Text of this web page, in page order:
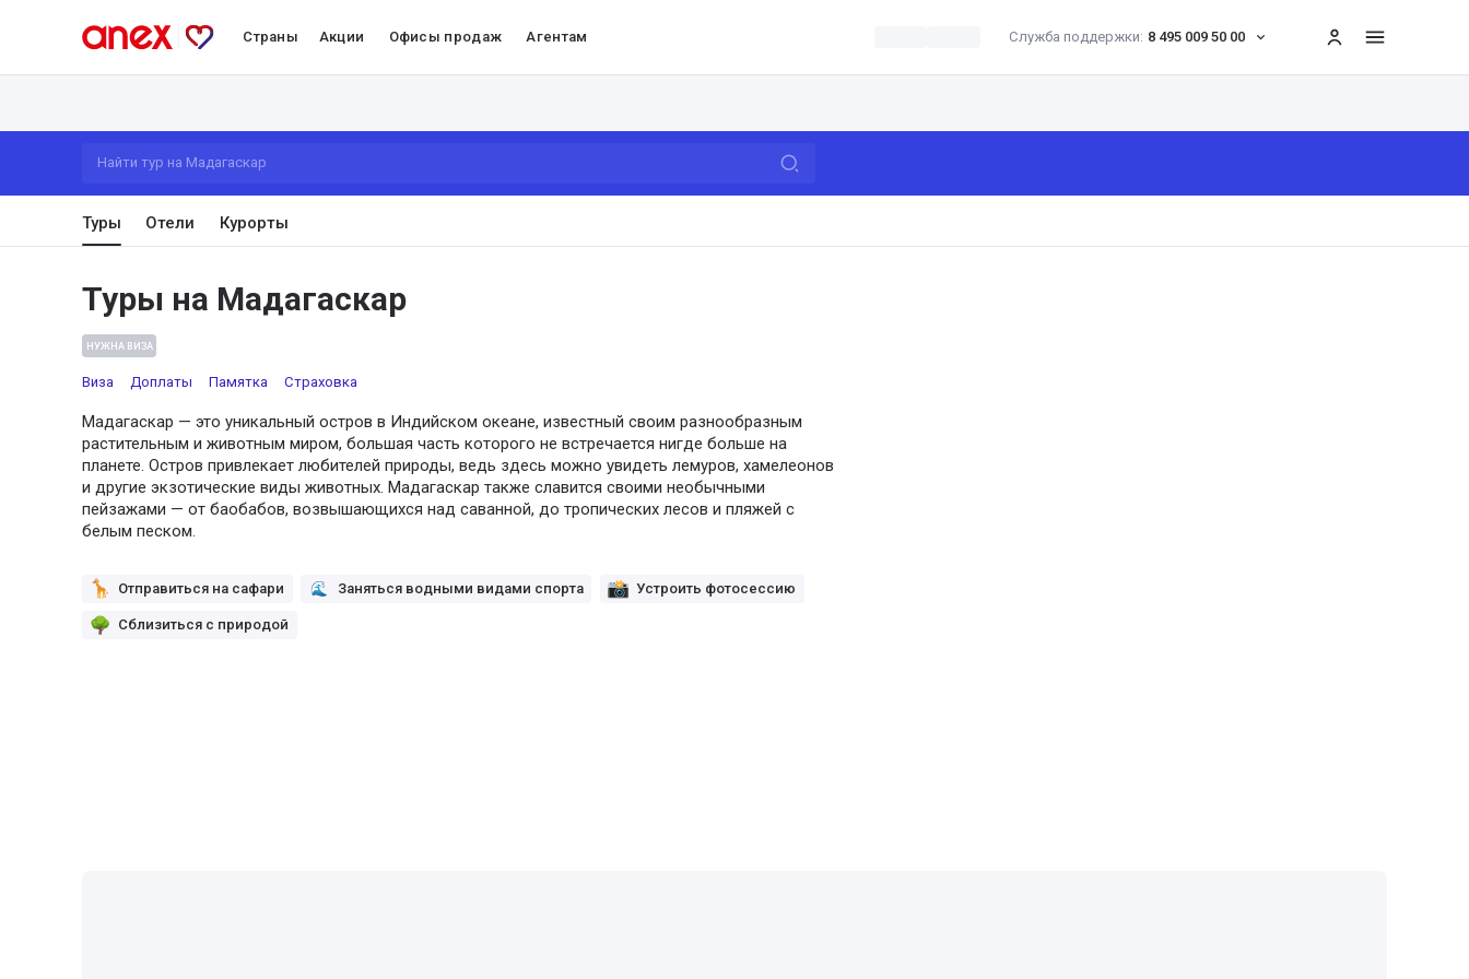
Страны Акции Офисы продаж Агентам Служба поддержки: 8 495 009 50 00 меню
Найти тур на Мадагаскар
Туры Отели Курорты
Туры на Мадагаскар
НУЖНА ВИЗА
Виза Доплаты Памятка Страховка
Мадагаскар — это уникальный остров в Индийском океане, известный своим разнообразным
растительным и животным миром, большая часть которого не встречается нигде больше на
планете. Остров привлекает любителей природы, ведь здесь можно увидеть лемуров, хамелеонов
и другие экзотические виды животных. Мадагаскар также славится своими необычными
пейзажами — от баобабов, возвышающихся над саванной, до тропических лесов и пляжей с
белым песком.
Отправиться на сафари Заняться водными видами спорта Устроить фотосессию
Сблизиться с природой